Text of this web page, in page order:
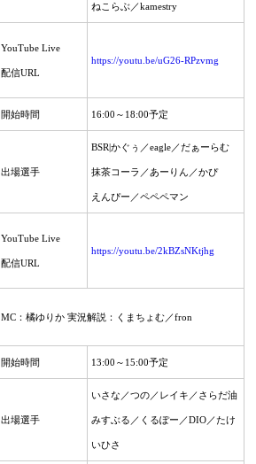
ねこらぶ／kamestry
YouTube Live
配信URL
https://youtu.be/uG26-RPzvmg
開始時間 16:00～18:00予定
出場選手
BSR|かぐぅ／eagle／だぁーらむ
抹茶コーラ／あーりん／かぴ
えんぴー／ペペペマン
YouTube Live
配信URL
https://youtu.be/2kBZsNKtjhg
MC：橘ゆりか 実況解説：くまちょむ／fron
開始時間 13:00～15:00予定
出場選手
いさな／つの／レイキ／さらだ油
みすぶる／くるぽー／DIO／たけ
いひさ